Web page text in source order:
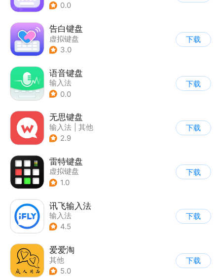
0.0
告白键盘
虚拟键盘
3.0
下载
语音键盘
输入法
0.0
下载
无思键盘
输入法
其他
2.9
下载
雷特键盘
虚拟键盘
1.0
下载
讯飞输入法
输入法
4.5
下载
爱爱淘
其他
5.0
下载